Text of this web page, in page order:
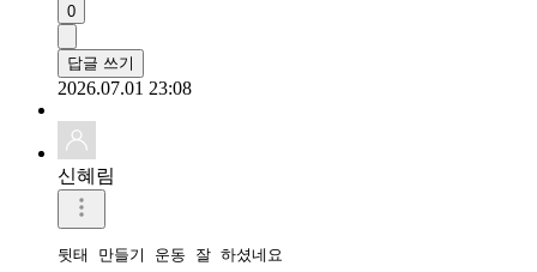
0
답글 쓰기
2026.07.01 23:08
신혜림
뒷태 만들기 운동 잘 하셨네요